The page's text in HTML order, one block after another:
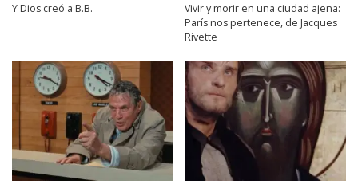
Y Dios creó a B.B.
Vivir y morir en una ciudad ajena:
París nos pertenece, de Jacques
Rivette